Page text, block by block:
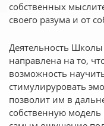
собственных
своего разума и от
Деятельность
направлена на то,
возможность
стимулируровать
позволит им в
собственную модель